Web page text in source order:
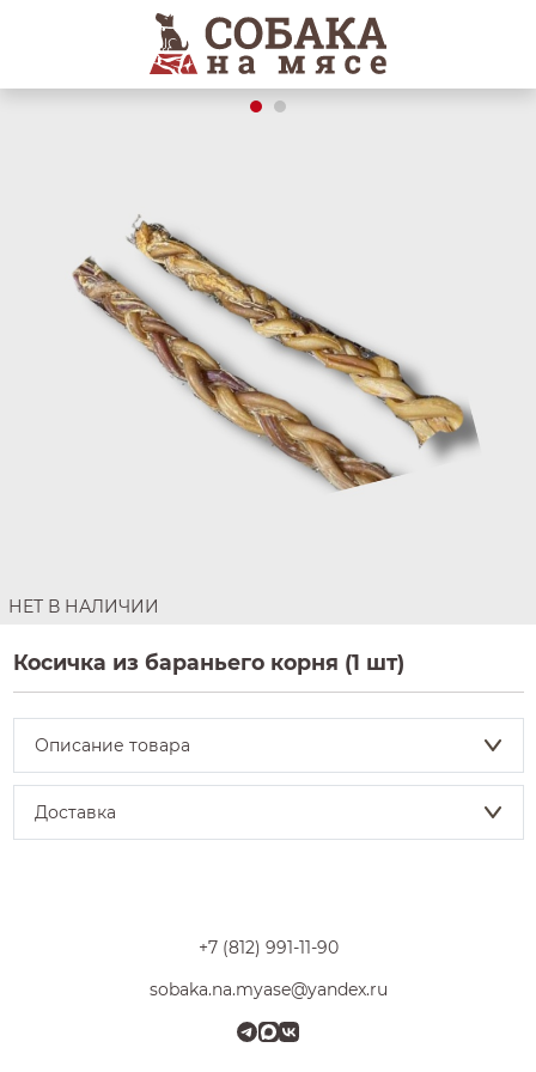
НЕТ В НАЛИЧИИ
Косичка из бараньего корня (1 шт)
Описание товара
Доставка
+7 (812) 991-11-90
sobaka.na.myase@yandex.ru
Телеграм
MAX
VK